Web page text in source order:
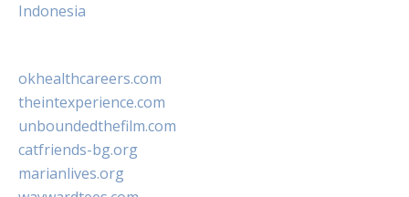
Indonesia
okhealthcareers.com
theintexperience.com
unboundedthefilm.com
catfriends-bg.org
marianlives.org